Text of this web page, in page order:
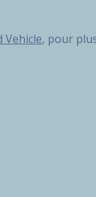
Vehicle, pour